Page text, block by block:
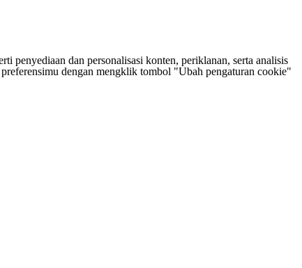
penyediaan dan personalisasi konten, periklanan, serta analisis
dengan mengklik tombol "Ubah pengaturan cookie"